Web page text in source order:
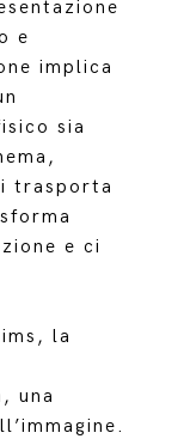
e
implica
sia
trasporta
e ci
la
una